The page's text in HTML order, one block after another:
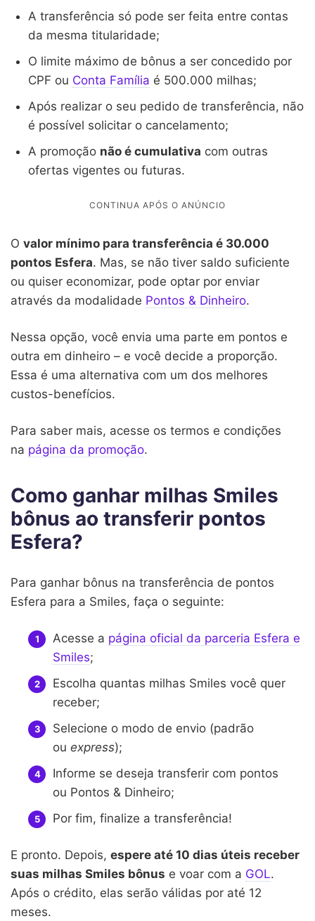
A transferência só pode ser feita entre contas
da mesma titularidade;
O limite máximo de bônus a ser concedido por
CPF ou Conta Família é 500.000 milhas;
Após realizar o seu pedido de transferência, não
é possível solicitar o cancelamento;
A promoção não é cumulativa com outras
ofertas vigentes ou futuras.
O valor mínimo para transferência é 30.000
pontos Esfera. Mas, se não tiver saldo suficiente
ou quiser economizar, pode optar por enviar
através da modalidade Pontos & Dinheiro.
Nessa opção, você envia uma parte em pontos e
outra em dinheiro – e você decide a proporção.
Essa é uma alternativa com um dos melhores
custos-benefícios.
Para saber mais, acesse os termos e condições
na página da promoção.
Como ganhar milhas Smiles
bônus ao transferir pontos
Esfera?
Para ganhar bônus na transferência de pontos
Esfera para a Smiles, faça o seguinte:
Acesse a página oficial da parceria Esfera e
Smiles;
Escolha quantas milhas Smiles você quer
receber;
Selecione o modo de envio (padrão
ou express);
Informe se deseja transferir com pontos
ou Pontos & Dinheiro;
Por fim, finalize a transferência!
E pronto. Depois, espere até 10 dias úteis receber
suas milhas Smiles bônus e voar com a GOL.
Após o crédito, elas serão válidas por até 12
meses.